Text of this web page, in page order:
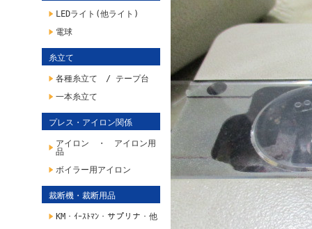
LEDライト(他ライト)
電球
糸立て
各種糸立て / テープ台
一本糸立て
プレス・アイロン関係
アイロン ・ アイロン用
品
ボイラー用アイロン
裁断機・裁断用品
KM・ｲｰｽﾄﾏﾝ・サプリナ・他